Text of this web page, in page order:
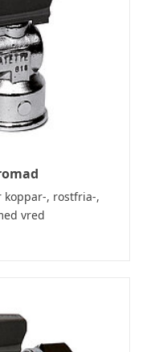
koppar-, rostfria-,
vred